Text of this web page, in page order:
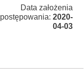
Data założenia
postępowania: 2020-
04-03